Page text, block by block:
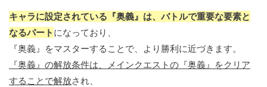
キャラに設定されている『奥義』は、バトルで重要な要素と
なるパート になっており、
『奥義』をマスターすることで、より勝利に近づきます。
『奥義』の解放条件は、メインクエストの『奥義』をクリア
することで解放され、